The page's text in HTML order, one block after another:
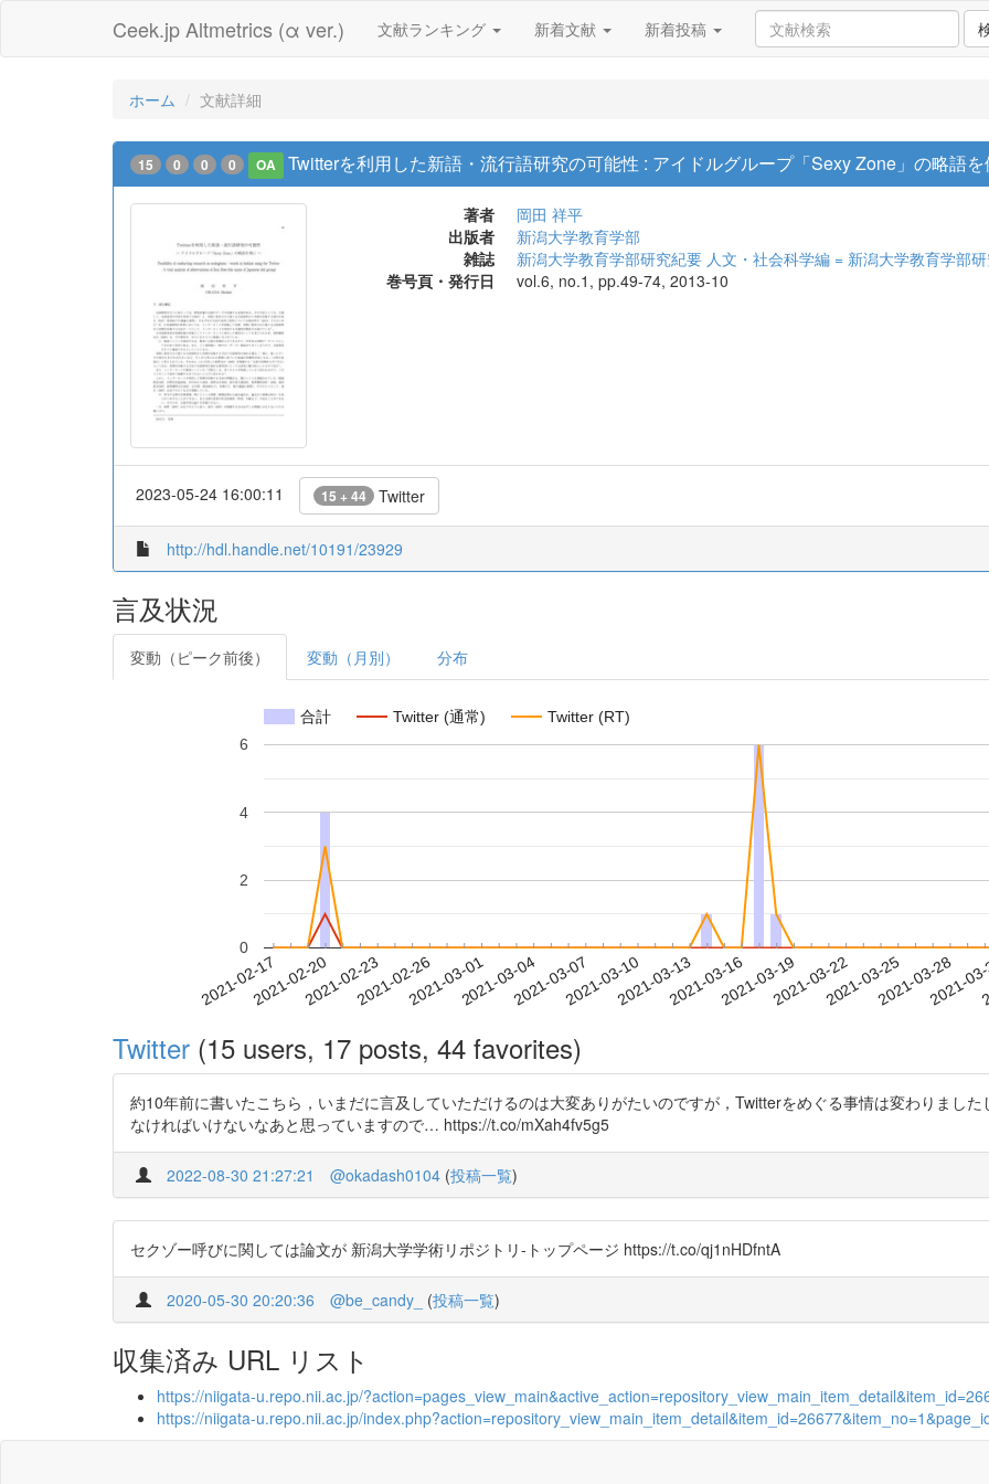
Ceek.jp Altmetrics (α ver.) 文献ランキング 新着文献 新着投稿
ホーム 文献詳細
15 0 0 0 OA Twitterを利用した新語・流行語研究の可能性 : アイドルグループ「Sexy Zone」の略語を
著者
岡田 祥平
出版者
新潟大学教育学部
雑誌
新潟大学教育学部研究紀要 人文・社会科学編 = 新潟大学教育学部
巻号頁・発行日
vol.6, no.1, pp.49-74, 2013-10
2023-05-24 16:00:11 15 + 44 Twitter
http://hdl.handle.net/10191/23929
言及状況
変動（ピーク前後） 変動（月別） 分布
合計 Twitter (通常) Twitter (RT)
2021-02-172021-02-202021-02-232021-02-262021-03-012021-03-042021-03-072021-03-102021-03-132021-03-162021-03-192021-03-222021-03-252021-03-28
2021-
0
2
4
6
Twitter (15 users, 17 posts, 44 favorites)
約10年前に書いたこちら，いまだに言及していただけるのは大変ありがたいのですが，Twitterをめぐる事情は変わりまし
なければいけないなあと思っていますので… https://t.co/mXah4fv5g5
2022-08-30 21:27:21 @okadash0104 (投稿一覧)
セクゾー呼びに関しては論文が 新潟大学学術リポジトリ-トップページ https://t.co/qj1nHDfntA
2020-05-30 20:20:36 @be_candy_ (投稿一覧)
収集済み URL リスト
https://niigata-u.repo.nii.ac.jp/
https://niigata-u.repo.nii.ac.jp/